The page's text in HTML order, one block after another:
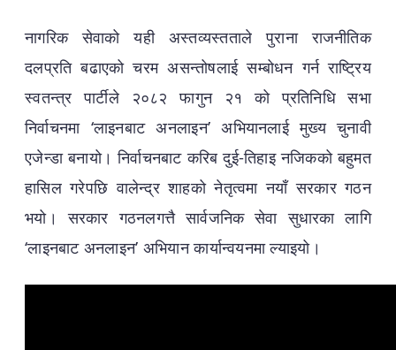
नागरिक सेवाको यही अस्तव्यस्तताले पुराना राजनीतिक
दलप्रति बढाएको चरम असन्तोषलाई सम्बोधन गर्न राष्ट्रिय
स्वतन्त्र पार्टीले २०८२ फागुन २१ को प्रतिनिधि सभा
निर्वाचनमा ‘लाइनबाट अनलाइन’ अभियानलाई मुख्य चुनावी
एजेन्डा बनायो। निर्वाचनबाट करिब दुई-तिहाइ नजिकको बहुमत
हासिल गरेपछि वालेन्द्र शाहको नेतृत्वमा नयाँ सरकार गठन
भयो। सरकार गठनलगत्तै सार्वजनिक सेवा सुधारका लागि
‘लाइनबाट अनलाइन’ अभियान कार्यान्वयनमा ल्याइयो।